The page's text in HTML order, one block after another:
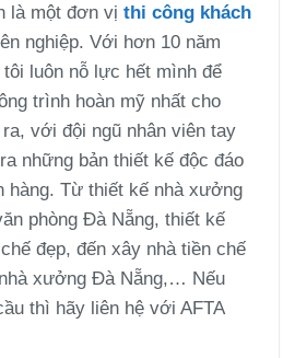
là một đơn vị thi công khách
nghiệp. Với hơn 10 năm
luôn nỗ lực hết mình để
trình hoàn mỹ nhất cho
với đội ngũ nhân viên tay
những bản thiết kế độc đáo
hàng. Từ thiết kế nhà xưởng
phòng Đà Nẵng, thiết kế
đẹp, đến xây nhà tiền chế
xưởng Đà Nẵng,… Nếu
thì hãy liên hệ với AFTA